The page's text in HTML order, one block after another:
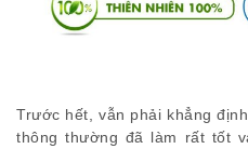
Trước hết, vẫn phải khẳng
thông thường đã làm rất tốt